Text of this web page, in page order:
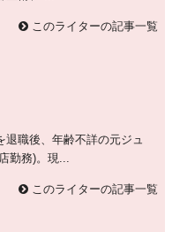
このライターの記事一覧
退職後、年齢不詳の元ジュ
勤務)。現...
このライターの記事一覧